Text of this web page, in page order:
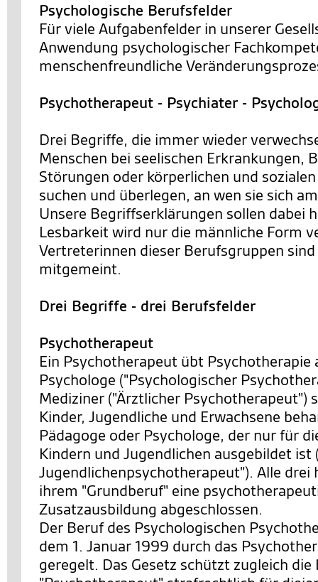
Psychologische Berufsfelder
Für viele Aufgabenfelder in unserer
Anwendung psychologischer
menschenfreundliche
Psychotherapeut - Psychiater -
Drei Begriffe, die immer wieder
Menschen bei seelischen Erkrankungen,
Störungen oder körperlichen und
suchen und überlegen, an wen sie sich
Unsere Begriffserklärungen sollen dabei
Lesbarkeit wird nur die männliche Form
Vertreterinnen dieser Berufsgruppen
mitgemeint.
Drei Begriffe - drei Berufsfelder
Psychotherapeut
Ein Psychotherapeut übt Psychotherapie
Psychologe ("Psychologischer
Mediziner ("Ärztlicher Psychotherapeut")
Kinder, Jugendliche und Erwachsene
Pädagoge oder Psychologe, der nur für
Kindern und Jugendlichen ausgebildet ist
Jugendlichenpsychotherapeut"). Alle drei
ihrem "Grundberuf" eine
Zusatzausbildung abgeschlossen.
Der Beruf des Psychologischen
dem 1. Januar 1999 durch das
geregelt. Das Gesetz schützt zugleich